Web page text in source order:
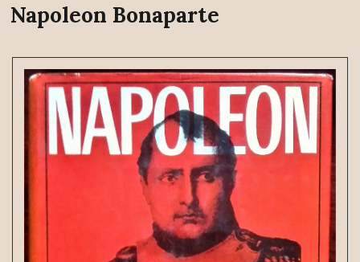
Napoleon Bonaparte